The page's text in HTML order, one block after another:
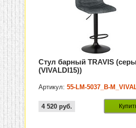
Стул барный TRAVIS
(VIVALDI15))
Артикул:55-LM-5037_B-
4 520 руб.